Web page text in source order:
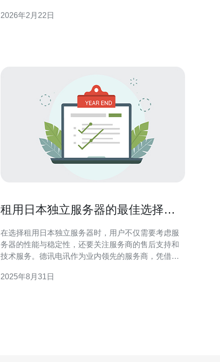
您在竞争中立于不败之地。 以下是提升网络速度与稳
2026年2月22日
租用日本独立服务器的最佳选择与
在选择租用日本独立服务器时，用户不仅需要考虑服
务器的性能与稳定性，还要关注服务商的售后支持和
技术服务。德讯电讯作为业内领先的服务商，凭借其
企业和个人的首选。本文将为您详细介绍租用日本独
2025年8月31日